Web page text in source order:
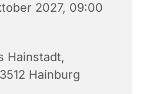
2027, 09:00
Hainstadt,
Hainburg